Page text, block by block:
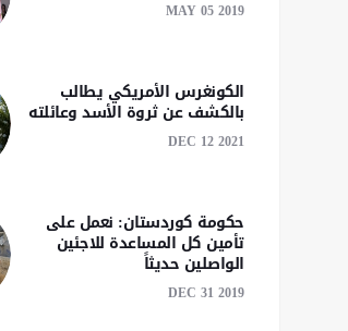
MAY 05 2019
الكونغرس الأمريكي يطالب
بالكشف عن ثروة الأسد وعائلته
DEC 12 2021
حكومة كوردستان: نعمل على
تأمين كل المساعدة للاجئين
الواصلين حديثاً
DEC 31 2019